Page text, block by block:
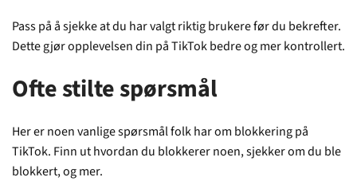
Pass på å sjekke at du har valgt riktig brukere før du bekrefter.
Dette gjør opplevelsen din på TikTok bedre og mer kontrollert.
Ofte stilte spørsmål
Her er noen vanlige spørsmål folk har om blokkering på
TikTok. Finn ut hvordan du blokkerer noen, sjekker om du ble
blokkert, og mer.